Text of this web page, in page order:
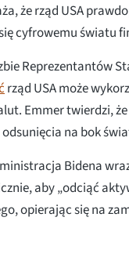
że rząd USA
cyfrowemu światu
Reprezentantów
rząd USA może
Emmer twierdzi,
na bok
Bidena
aby „odciąć
opierając się na